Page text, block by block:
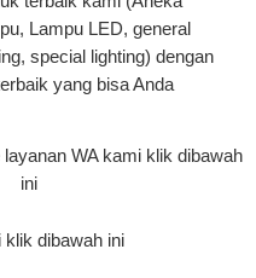
Lampu LED, general
special lighting) dengan
yang bisa Anda
WA kami klik dibawah
ini
klik dibawah ini